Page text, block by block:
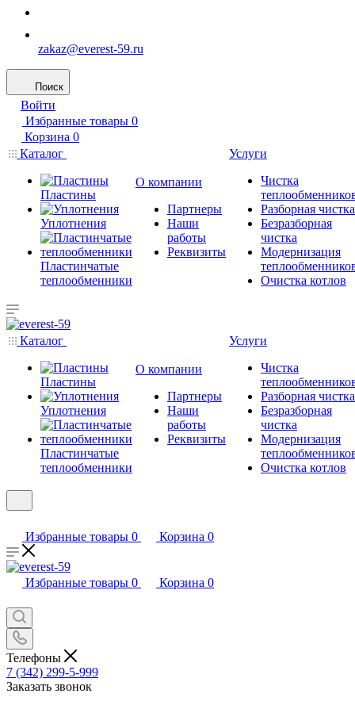
zakaz@everest-59.ru
Поиск
Войти
Избранные товары 0
Корзина 0
Каталог
Пластины
Уплотнения
Пластинчатые
теплообменники
О компании
Партнеры
Наши
работы
Реквизиты
Услуги
Чистка
Разборная чистка
Безразборная
чистка
Модернизация
Очистка котлов
Каталог
Пластины
Уплотнения
Пластинчатые
теплообменники
О компании
Партнеры
Наши
работы
Реквизиты
Услуги
Чистка
Разборная чистка
Безразборная
чистка
Модернизация
Очистка котлов
Избранные товары 0 Корзина 0
Избранные товары 0 Корзина 0
Телефоны
7 (342) 299-5-999
Заказать звонок